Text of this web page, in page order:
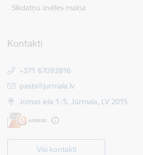
Sīkdatņu izvēles maiņa
Kontakti
+371 67093816
E-pasts:
pasts@jurmala.lv
Jomas iela 1/5, Jūrmala, LV 2015
Visi kontakti